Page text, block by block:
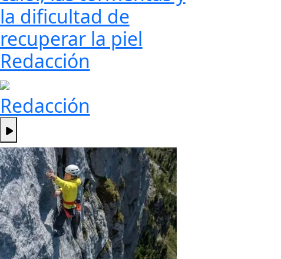
la dificultad de
recuperar la piel
Redacción
Redacción